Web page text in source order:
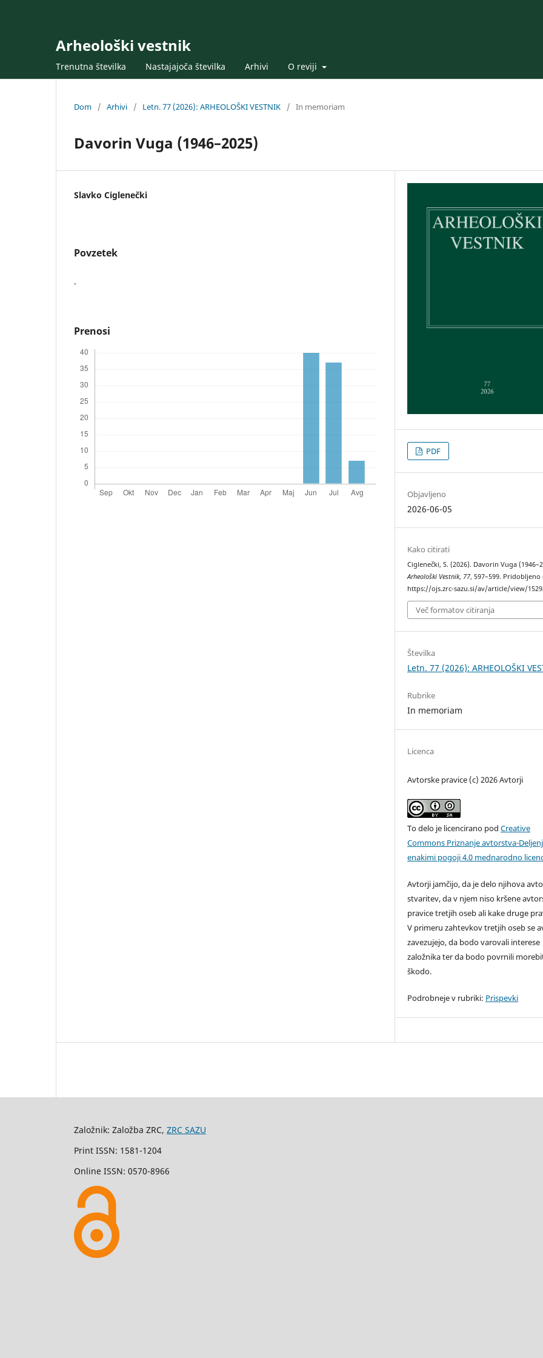
Arheološki vestnik
Trenutna številka Nastajajoča številka Arhivi O reviji
Dom / Arhivi / Letn. 77 (2026): ARHEOLOŠKI VESTNIK / In memoriam
Davorin Vuga (1946–2025)
Slavko Ciglenečki
Povzetek
.
Prenosi
PDF
Objavljeno
2026-06-05
Kako citirati
Ciglenečki, S. (2026). Davorin Vuga
Arheološki Vestnik, 77, 597–599. Pridobljeno
https://ojs.zrc-sazu.si/av/article/view/
Več formatov citiranja
Številka
Letn. 77 (2026): ARHEOLOŠKI
Rubrike
In memoriam
Licenca
Avtorske pravice (c) 2026 Avtorji
To delo je licencirano podCreative
Commons Priznanje avtorstva-
enakimi pogoji 4.0 mednarodno
Avtorji jamčijo, da je delo njihova
stvaritev, da v njem niso kršene
pravice tretjih oseb ali kake druge
V primeru zahtevkov tretjih oseb se
zavezujejo, da bodo varovali interese
založnika ter da bodo povrnili
škodo.
Podrobneje v rubriki: Prispevki
Založnik: Založba ZRC, ZRC SAZU
Print ISSN: 1581-1204
Online ISSN: 0570-8966